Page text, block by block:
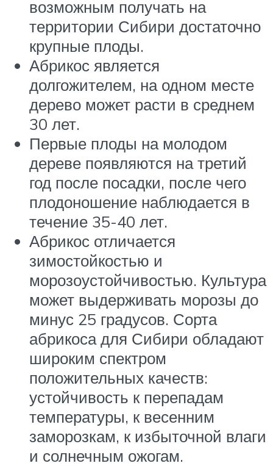
возможным получать на
территории Сибири достаточно
крупные плоды.
Абрикос является
долгожителем, на одном месте
дерево может расти в среднем
30 лет.
Первые плоды на молодом
дереве появляются на третий
год после посадки, после чего
плодоношение наблюдается в
течение 35-40 лет.
Абрикос отличается
зимостойкостью и
морозоустойчивостью. Культура
может выдерживать морозы до
минус 25 градусов. Сорта
абрикоса для Сибири обладают
широким спектром
положительных качеств:
устойчивость к перепадам
температуры, к весенним
заморозкам, к избыточной влаги
и солнечным ожогам.